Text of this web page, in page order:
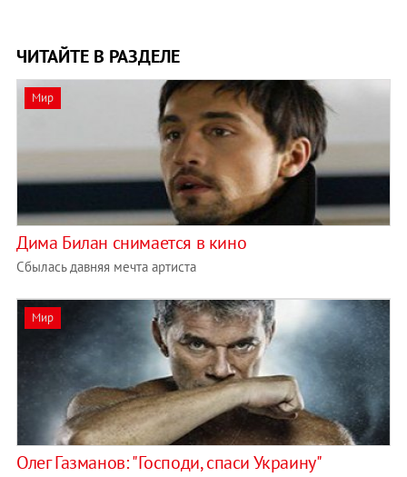
ЧИТАЙТЕ В РАЗДЕЛЕ
Мир
Дима Билан снимается в кино
Сбылась давняя мечта артиста
Мир
Олег Газманов: "Господи, спаси Украину"